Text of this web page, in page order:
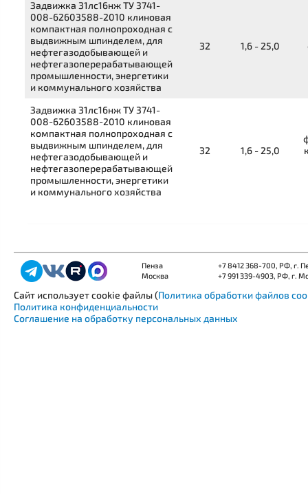
Задвижка 31лс16нжТУ 3741-
008-62603588-2010 клиновая
компактная полнопроходная с
выдвижным шпинделем, для
нефтегазодобывающей и
нефтегазоперерабатывающей
промышленности, энергетики
и коммунального хозяйства
32 1,6 - 25,0
Задвижка 31лс16нжТУ 3741-
008-62603588-2010 клиновая
компактная полнопроходная с
выдвижным шпинделем, для
нефтегазодобывающей и
нефтегазоперерабатывающей
промышленности, энергетики
и коммунального хозяйства
32 1,6 - 25,0
Пенза +7 8412 368-700, РФ, г.
Москва
+7 991 339-4903, РФ, г.
Сайт использует cookie файлы (Политика обработки файлов
Политика конфиденциальности
Соглашение на обработку персональных данных